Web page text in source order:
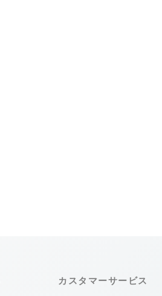
カスタマーサービス